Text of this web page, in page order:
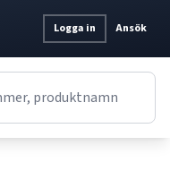
Logga in Ansök